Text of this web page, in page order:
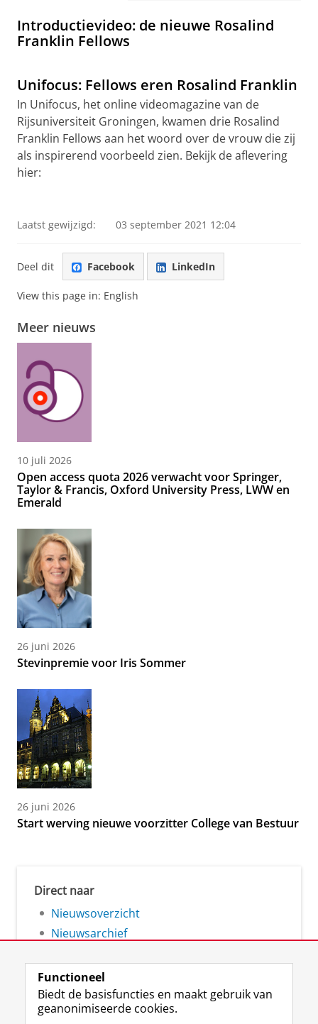
Introductievideo: de nieuwe Rosalind
Franklin Fellows
video te zien
Unifocus: Fellows eren Rosalind Franklin
In Unifocus, het online videomagazine van de
Rijsuniversiteit Groningen, kwamen drie Rosalind
Franklin Fellows aan het woord over de vrouw die zij
als inspirerend voorbeeld zien. Bekijk de aflevering
hier:
Laatst gewijzigd: 03 september 2021 12:04
Deel dit Facebook LinkedIn
View this page in: English
Meer nieuws
10 juli 2026
Open access quota 2026 verwacht voor Springer,
Taylor & Francis, Oxford University Press, LWW en
Emerald
26 juni 2026
Stevinpremie voor Iris Sommer
26 juni 2026
Start werving nieuwe voorzitter College van Bestuur
Direct naar
Nieuwsoverzicht
Nieuwsarchief
Functioneel
Biedt de basisfuncties en maakt gebruik van
geanonimiseerde cookies.